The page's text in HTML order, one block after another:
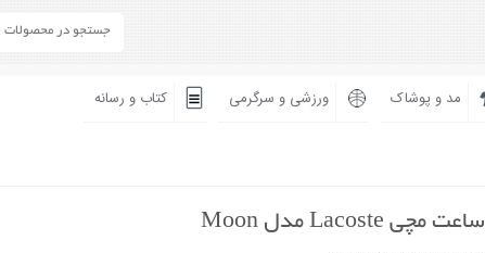
مد و پوشاک ورزشی و سرگرمی کتاب و رسانه
ساعت مچی Lacoste مدل Moon